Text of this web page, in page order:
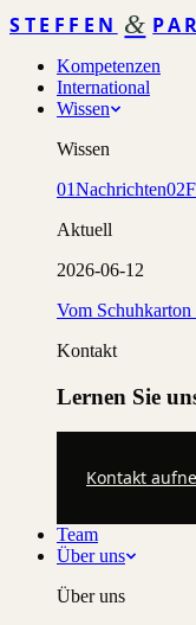
STEFFEN &
Kompetenzen
International
Wissen
Wissen
01Nachrichten02
Aktuell
2026-06-12
Vom Schuhkarton
Kontakt
Lernen Sie
Kontakt
Team
Über uns
Über uns